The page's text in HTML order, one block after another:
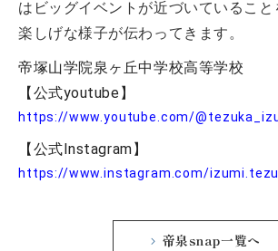
はビッグイベントが近づいていること
楽しげな様子が伝わってきます。
帝塚山学院泉ヶ丘中学校高等学校
【公式youtube】
https://www.youtube.com/
【公式Instagram】
https://www.instagram.com/
帝泉snap一覧へ